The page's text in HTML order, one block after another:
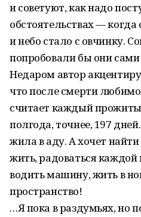
и советуют, как надо
обстоятельствах —
и небо стало с овчинку.
попробовали бы они сами
Недаром автор
что после смерти
считает каждый
полгода, точнее, 197
жила в аду. А хочет
жить, радоваться каждой
водить машину, жить в
пространство!
…Я пока в раздумьях, но